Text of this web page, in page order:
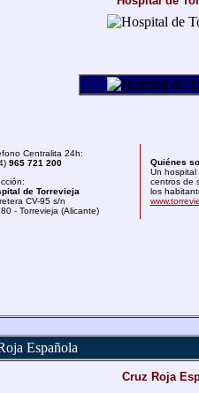
Centralita 24h:
965 721 200
de Torrevieja
CV-95 s/n
- Torrevieja (Alicante)
Quiénes
Un hospital
centros de
los
Española
Cruz Roja